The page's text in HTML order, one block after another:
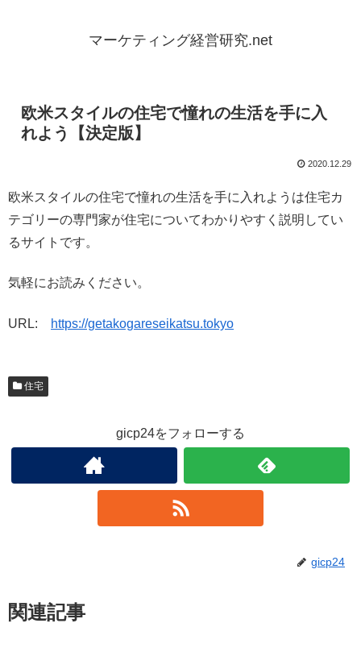
マーケティング経営研究.net
欧米スタイルの住宅で憧れの生活を手に入
れよう【決定版】
2020.12.29
欧米スタイルの住宅で憧れの生活を手に入れようは住宅カ
テゴリーの専門家が住宅についてわかりやすく説明してい
るサイトです。
気軽にお読みください。
URL: https://getakogareseikatsu.tokyo
住宅
gicp24をフォローする
gicp24
関連記事